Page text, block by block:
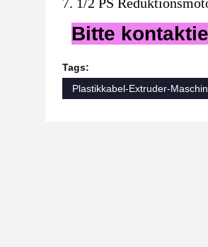
Bitte
Tags:
Plastikkabel-Extruder-